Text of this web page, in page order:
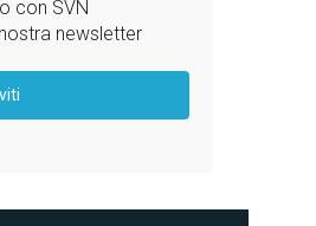
con SVN
newsletter